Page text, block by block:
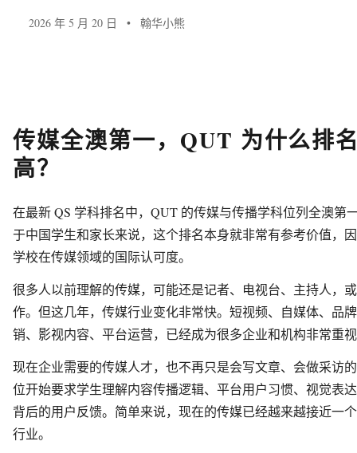
2026 年 5 月 20 日 翰华小熊
传媒全澳第一，QUT 为什么排
高？
在最新 QS 学科排名中，QUT 的传媒与传播学科位列全澳第
于中国学生和家长来说，这个排名本身就非常有参考价值，
学校在传媒领域的国际认可度。
很多人以前理解的传媒，可能还是记者、电视台、主持人，
作。但这几年，传媒行业变化非常快。短视频、自媒体、品
销、影视内容、平台运营，已经成为很多企业和机构非常重
现在企业需要的传媒人才，也不再只是会写文章、会做采访
位开始要求学生理解内容传播逻辑、平台用户习惯、视觉表
背后的用户反馈。简单来说，现在的传媒已经越来越接近一
行业。